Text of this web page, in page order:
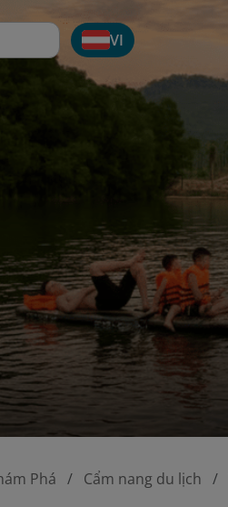
VI
Phá Cẩm nang du lịch